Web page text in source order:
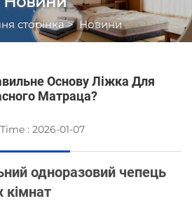
сторінка>Новини
Основу Ліжка Для
Матраца?
Time : 2026-01-07
одноразовий чепець
кімнат